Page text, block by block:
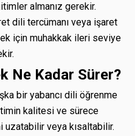
almanız gerekir.
dili tercümanı veya işaret
için muhakkak ileri seviye
Ne Kadar Sürer?
bir yabancı dili öğrenme
kalitesi ve sürece
uzatabilir veya kısaltabilir.